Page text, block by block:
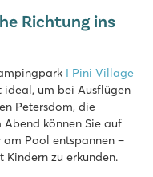
Richtung ins
I Pini Village
ideal, um bei Ausflügen
Petersdom, die
Abend können Sie auf
Pool entspannen –
zu erkunden.